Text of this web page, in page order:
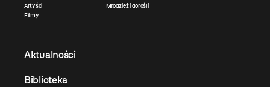
Artyści
Filmy
Młodzież i dorośli
Aktualności
Biblioteka